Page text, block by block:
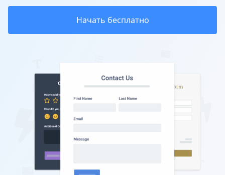
Начать бесплатно